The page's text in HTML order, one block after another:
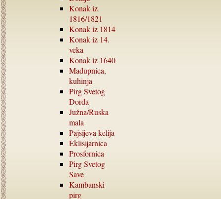
Konak iz
1816/1821
Konak iz 1814
Konak iz 14.
veka
Konak iz 1640
Mađupnica,
kuhinja
Pirg Svetog
Đorđa
Južna/Ruska
mala
Pajsijeva kelija
Eklisijarnica
Prosfornica
Pirg Svetog
Save
Kambanski
pirg